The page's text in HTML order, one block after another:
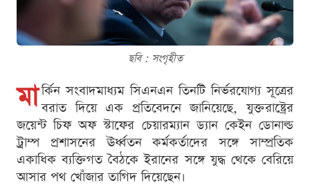
ছবি : সংগৃহীত
মা র্কিন সংবাদমাধ্যম সিএনএন তিনটি নির্ভরযোগ্য সূত্রের
বরাত দিয়ে এক প্রতিবেদনে জানিয়েছে, যুক্তরাষ্ট্রের
জয়েন্ট চিফ অফ স্টাফের চেয়ারম্যান ড্যান কেইন ডোনাল্ড
ট্রাম্প প্রশাসনের ঊর্ধ্বতন কর্মকর্তাদের সঙ্গে সাম্প্রতিক
একাধিক ব্যক্তিগত বৈঠকে ইরানের সঙ্গে যুদ্ধ থেকে বেরিয়ে
আসার পথ খোঁজার তাগিদ দিয়েছেন।